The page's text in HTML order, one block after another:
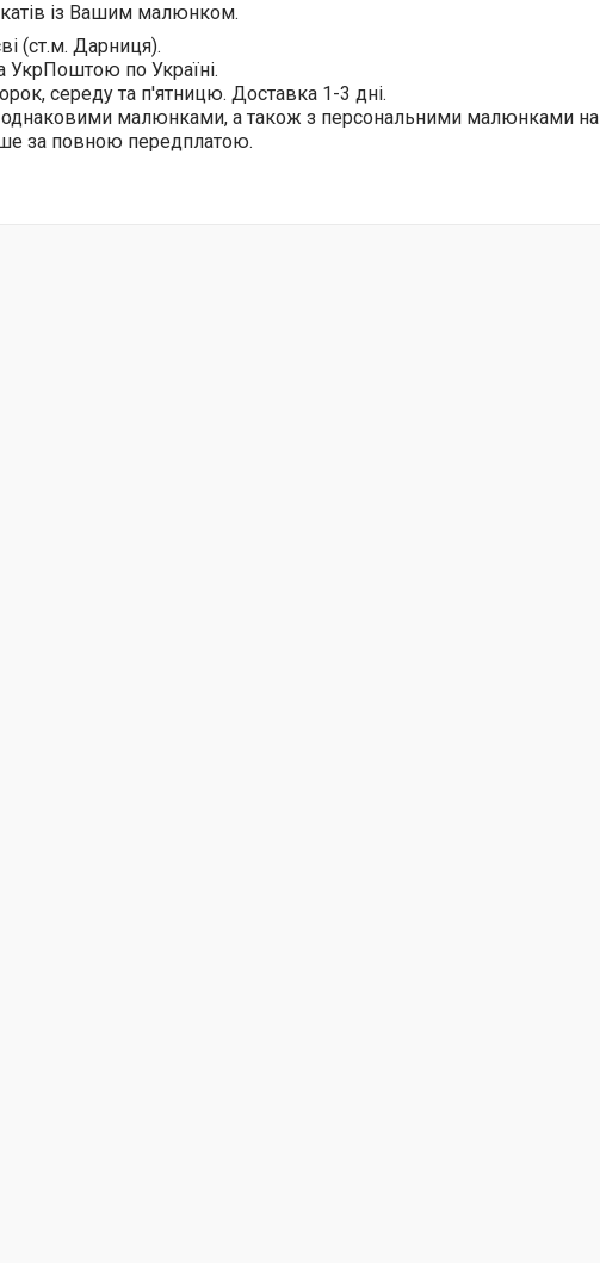
із Вашим малюнком.
(ст.м. Дарниця).
по Україні.
середу та п'ятницю. Доставка 1-3 дні.
однаковими малюнками, а також з персональними малюнками на
за повною передплатою.